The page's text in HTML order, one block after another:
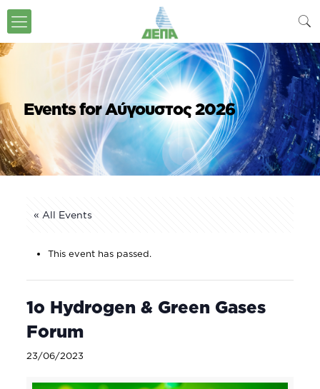
Events for Αύγουστος 2026
« All Events
This event has passed.
1o Hydrogen & Green Gases
Forum
23/06/2023